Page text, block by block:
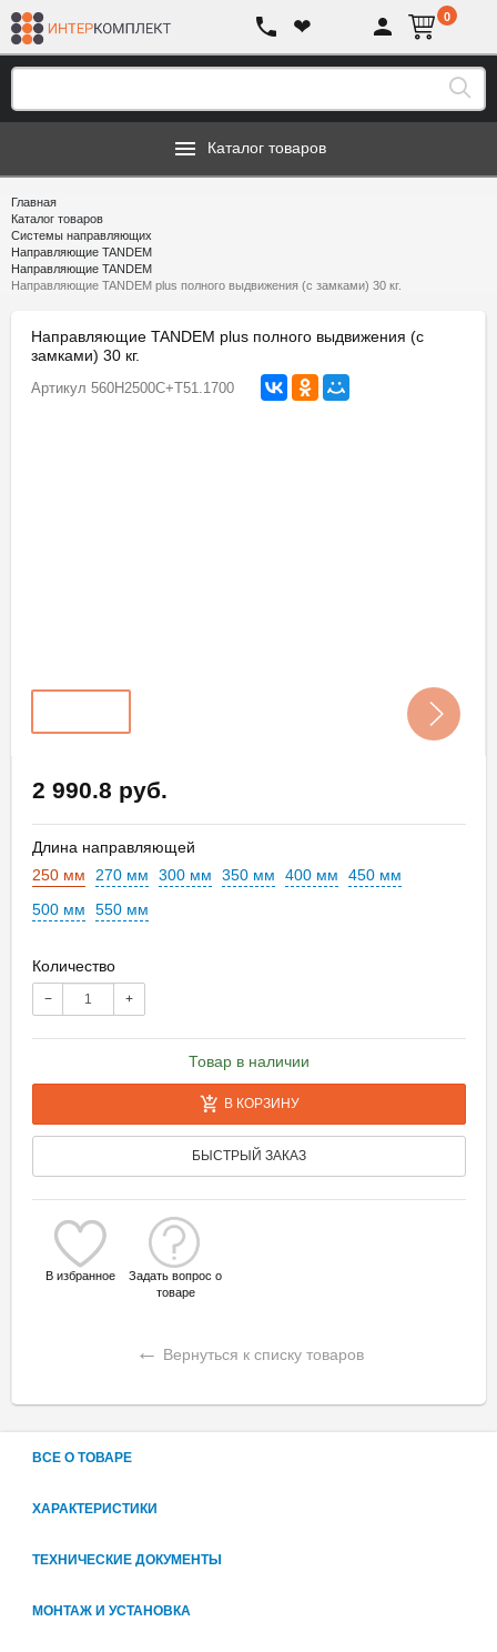
❤ 0
Каталог товаров
Главная
Каталог товаров
Системы направляющих
Направляющие TANDEM
Направляющие TANDEM
Направляющие TANDEM plus полного выдвижения (с замками) 30 кг.
Направляющие TANDEM plus полного выдвижения (с
замками) 30 кг.
Артикул 560H2500C+T51.1700
2 990.8 руб.
Длина направляющей
250 мм
270 мм 300 мм 350 мм 400 мм
450 мм
500 мм
550 мм
Количество
− +
Товар в наличии
В КОРЗИНУ
БЫСТРЫЙ ЗАКАЗ
В избранное
Задать вопрос о
товаре
← Вернуться к списку товаров
ВСЕ О ТОВАРЕ
ХАРАКТЕРИСТИКИ
ТЕХНИЧЕСКИЕ ДОКУМЕНТЫ
МОНТАЖ И УСТАНОВКА